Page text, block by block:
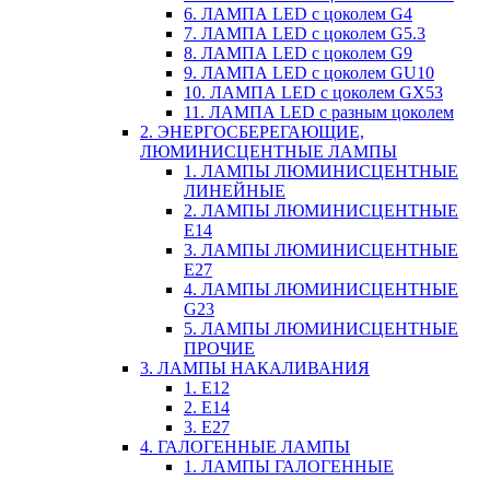
6. ЛАМПА LED c цоколем G4
7. ЛАМПА LED c цоколем G5.3
8. ЛАМПА LED c цоколем G9
9. ЛАМПА LED c цоколем GU10
10. ЛАМПА LED c цоколем GX53
11. ЛАМПА LED c разным цоколем
2. ЭНЕРГОСБЕРЕГАЮЩИЕ,
ЛЮМИНИСЦЕНТНЫЕ ЛАМПЫ
1. ЛАМПЫ ЛЮМИНИСЦЕНТНЫЕ
ЛИНЕЙНЫЕ
2. ЛАМПЫ ЛЮМИНИСЦЕНТНЫЕ
E14
3. ЛАМПЫ ЛЮМИНИСЦЕНТНЫЕ
E27
4. ЛАМПЫ ЛЮМИНИСЦЕНТНЫЕ
G23
5. ЛАМПЫ ЛЮМИНИСЦЕНТНЫЕ
ПРОЧИЕ
3. ЛАМПЫ НАКАЛИВАНИЯ
1. E12
2. Е14
3. Е27
4. ГАЛОГЕННЫЕ ЛАМПЫ
1. ЛАМПЫ ГАЛОГЕННЫЕ